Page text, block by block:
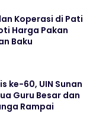
Koperasi di Pati
Harga Pakan
Baku
ke-60, UIN Sunan
Guru Besar dan
Rampai